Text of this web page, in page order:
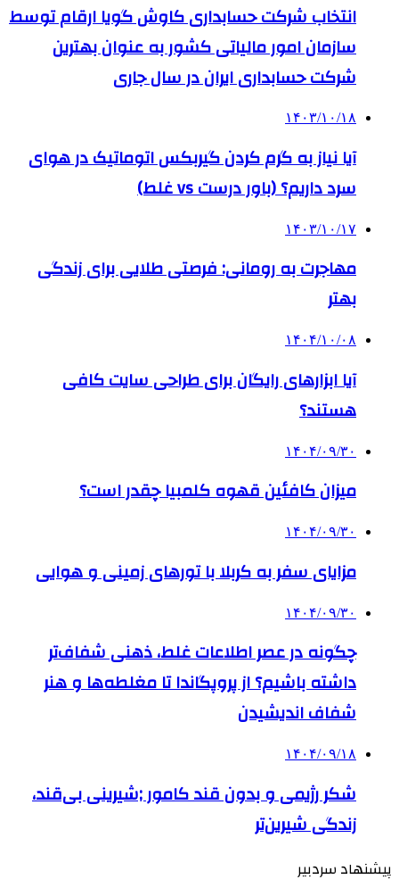
انتخاب شرکت حسابداری کاوش گویا ارقام توسط
سازمان امور مالیاتی کشور به عنوان بهترین
شرکت حسابداری ایران در سال جاری
۱۴۰۳/۱۰/۱۸
آیا نیاز به گرم کردن گیربکس اتوماتیک در هوای
سرد داریم؟ (باور درست vs غلط)
۱۴۰۳/۱۰/۱۷
مهاجرت به رومانی: فرصتی طلایی برای زندگی
بهتر
۱۴۰۴/۱۰/۰۸
آیا ابزارهای رایگان برای طراحی سایت کافی
هستند؟
۱۴۰۴/۰۹/۳۰
میزان کافئین قهوه کلمبیا چقدر است؟
۱۴۰۴/۰۹/۳۰
مزایای سفر به کربلا با تورهای زمینی و هوایی
۱۴۰۴/۰۹/۳۰
چگونه در عصر اطلاعات غلط، ذهنی شفاف‌تر
داشته باشیم؟ از پروپگاندا تا مغلطه‌ها و هنر
شفاف اندیشیدن
۱۴۰۴/۰۹/۱۸
شکر رژیمی و بدون قند کامور ;شیرینی بی‌قند،
زندگی شیرین‌تر
پیشنهاد سردبیر